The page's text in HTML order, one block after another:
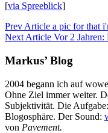
[via Spreeblick]
Prev Article a pic for that
Next Article Vor 2
Markus’ Blog
2004 begann ich auf
Ohne Ziel immer weiter.
Subjektivität. Die
Blogosphäre. Der Sound:
von Pavement.